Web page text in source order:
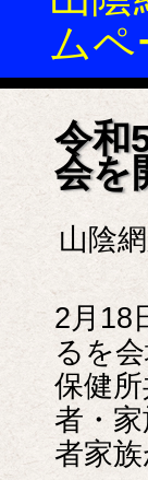
ムペ
令和
会を
山陰
2月18
るを
保健
者・
者家